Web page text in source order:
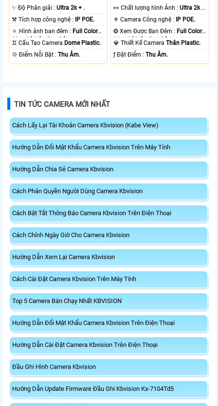
✨ Độ Phân giải :Ultra 2k + .
⚒ Tích hợp công nghệ : IP POE.
🔅 Hình ảnh ban đêm : Full Color
30m Có Màu Ban Ðêm.
♊ Cấu Tạo Camera Dome Plastic.
️💠 Điểm Nỗi Bật :Thu Âm.
️👀 Chất lượng hình Ảnh :Ultra 2k +
⚜️ Camera Công nghệ : IP POE.
❂ Xem Được Ban Đêm : Full Color
30m Có Màu Ban Ðêm.
💎 Thiết Kế CameraThân Plastic.
️ƒ Đặt Điểm :Thu Âm.
TIN TỨC CAMERA MỚI NHẤT
Cách Lấy Lại Tài Khoản Camera Kbvision (Kabe View)
Hướng Dẫn Đổi Mật Khẩu Camera Kbvision Trên Máy Tính
Hướng Dẫn Chia Sẻ Camera Kbvision
Cách Phân Quyền Người Dùng Camera Kbvision
Cách Bật Tắt Thông Báo Camera Kbvision Trên Điện Thoại
Cách Chỉnh Ngày Giờ Cho Camera Kbvision
Hướng Dẫn Xem Lại Camera Kbvision
Cách Cài Đặt Camera Kbvision Trên Máy Tính
Top 5 Camera Bán Chạy Nhất KBVISION
Hướng Dẫn Đổi Mật Khẩu Camera Kbvision Trên Điện Thoại
Hướng Dẫn Cài Đặt Camera Kbvision Trên Điện Thoại
Đầu Ghi Hình Camera Kbvision
Hướng Dẫn Update Firmware Đầu Ghi Kbvision Kx-7104Td5